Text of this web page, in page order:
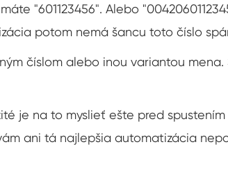
"601123456". Alebo
potom nemá šancu toto číslo
číslom alebo inou variantou
je na to myslieť ešte pred
ani tá najlepšia automatizácia